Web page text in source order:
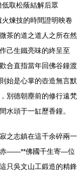
取松蔭結解后眾
煉技的時間證明映卷
茶的道之道人之所在然
己生鐵亮味的終呈至
合直指當年回佛谷鐘渡
始是心掌的壺造無言默
別德朝塵前的修行遠梵
水頭于一缸歷香鐘。
之志鎮在這千余碎兩一
赤——**佛國千生寄—位
只吳文山工鍛造的精鋒